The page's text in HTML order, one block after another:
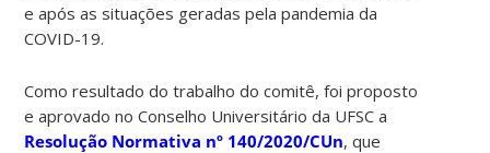
e após as situações geradas pela pandemia da
COVID-19.
Como resultado do trabalho do comitê, foi proposto
e aprovado no Conselho Universitário da UFSC a
Resolução Normativa nº 140/2020/CUn, que